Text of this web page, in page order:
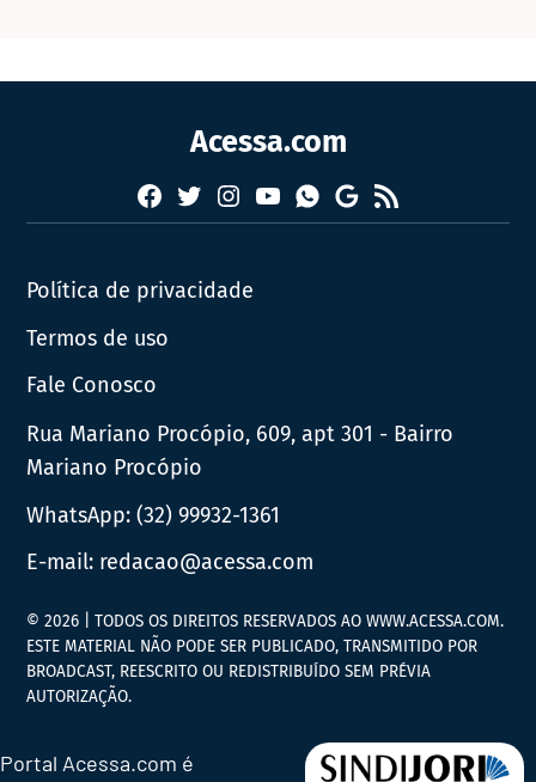
Acessa.com
Facebook
TwitterInstagram
YouTubeWhatsapp
Google
News
RSS
Política de privacidade
Termos de uso
Fale Conosco
Rua Mariano Procópio, 609, apt 301 - Bairro
Mariano Procópio
WhatsApp:(32) 99932-1361
E-mail: redacao@acessa.com
© 2026 | TODOS OS DIREITOS RESERVADOS AO WWW.ACESSA.COM.
ESTE MATERIAL NÃO PODE SER PUBLICADO, TRANSMITIDO POR
BROADCAST, REESCRITO OU REDISTRIBUÍDO SEM PRÉVIA
AUTORIZAÇÃO.
Portal Acessa.com é